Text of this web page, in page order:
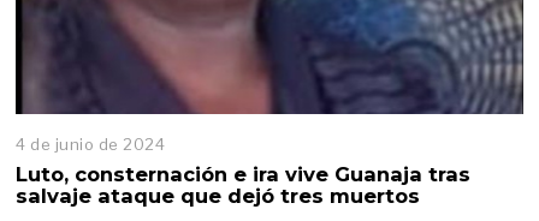
4 de junio de 2024
d
e
j
Luto, consternación e ira vive Guanaja tras
salvaje ataque que dejó tres muertos